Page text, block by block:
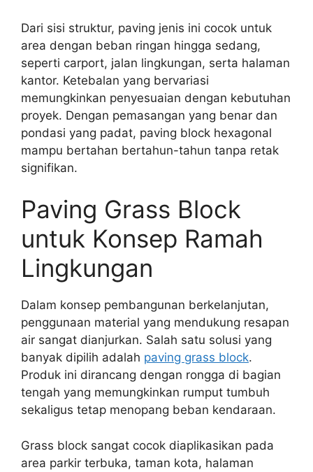
Dari sisi struktur, paving jenis ini cocok untuk
area dengan beban ringan hingga sedang,
seperti carport, jalan lingkungan, serta halaman
kantor. Ketebalan yang bervariasi
memungkinkan penyesuaian dengan kebutuhan
proyek. Dengan pemasangan yang benar dan
pondasi yang padat, paving block hexagonal
mampu bertahan bertahun-tahun tanpa retak
signifikan.
Paving Grass Block
untuk Konsep Ramah
Lingkungan
Dalam konsep pembangunan berkelanjutan,
penggunaan material yang mendukung resapan
air sangat dianjurkan. Salah satu solusi yang
banyak dipilih adalah paving grass block.
Produk ini dirancang dengan rongga di bagian
tengah yang memungkinkan rumput tumbuh
sekaligus tetap menopang beban kendaraan.
Grass block sangat cocok diaplikasikan pada
area parkir terbuka, taman kota, halaman